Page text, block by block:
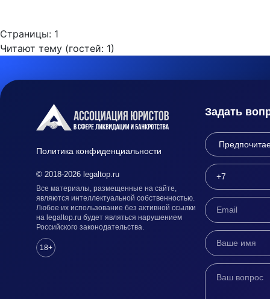
Страницы: 1
Читают тему (гостей: 1)
Политика конфиденциальности
© 2018-2026 legaltop.ru
Все материалы, размещенные на сайте,
являются интеллектуальной собственностью.
Любое их использование без активной ссылки
на legaltop.ru будет являться нарушением
Российского законодательства.
18+
Задать